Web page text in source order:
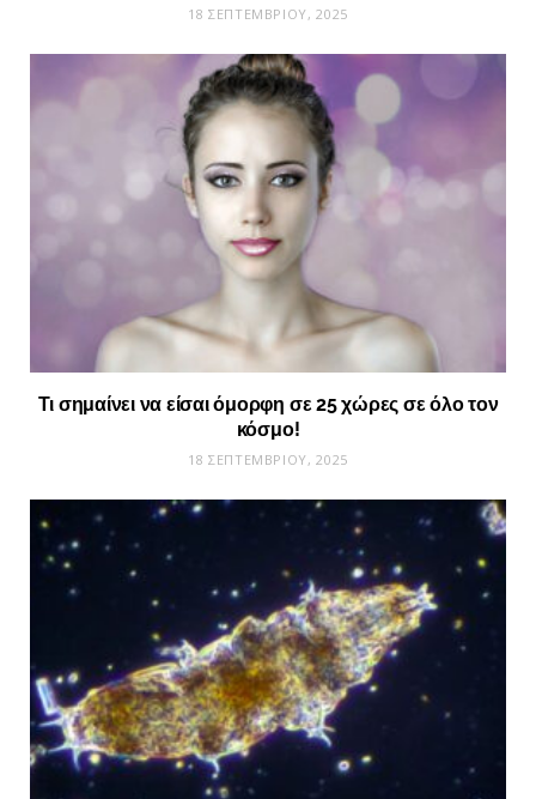
18 ΣΕΠΤΕΜΒΡΊΟΥ, 2025
Τι σημαίνει να είσαι όμορφη σε 25 χώρες σε όλο τον
κόσμο!
18 ΣΕΠΤΕΜΒΡΊΟΥ, 2025